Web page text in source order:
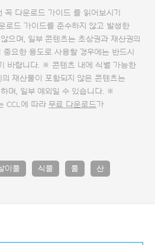
꼭 다운로드 가이드 를 읽어보시기
로드 가이드를 준수하지 않고 발생한
으며, 일부 콘텐츠는 초상권과 재산권의
요한 용도로 사용할 경우에는 반드시
바랍니다. ※ 콘텐츠 내에 식별 가능한
재산물이 포함되지 않은 콘텐츠는
며, 일부 예외일 수 있습니다. ※
CCL에 따라 무료 다운로드가
이풀 식물 풀 산